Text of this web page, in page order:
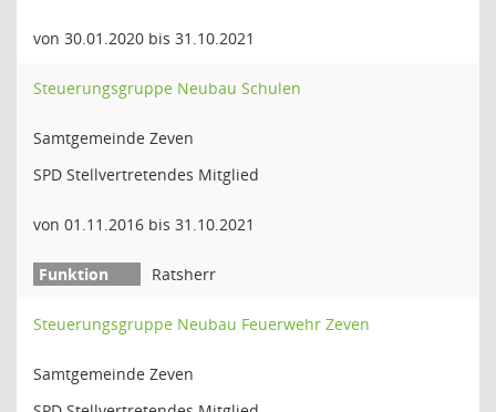
von 30.01.2020 bis 31.10.2021
Steuerungsgruppe Neubau Schulen
Samtgemeinde Zeven
SPD Stellvertretendes Mitglied
von 01.11.2016 bis 31.10.2021
Ratsherr
Steuerungsgruppe Neubau Feuerwehr Zeven
Samtgemeinde Zeven